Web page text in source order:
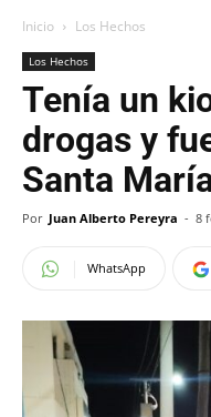
Inicio Los Hechos
Los Hechos
Tenía un
drogas y
Santa
Por Juan Alberto Pereyra - 8
WhatsApp